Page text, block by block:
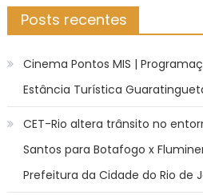
Posts recentes
Cinema Pontos MIS |
Estância Turística
CET-Rio altera trânsito no
Santos para Botafogo x
Prefeitura da Cidade do Rio de